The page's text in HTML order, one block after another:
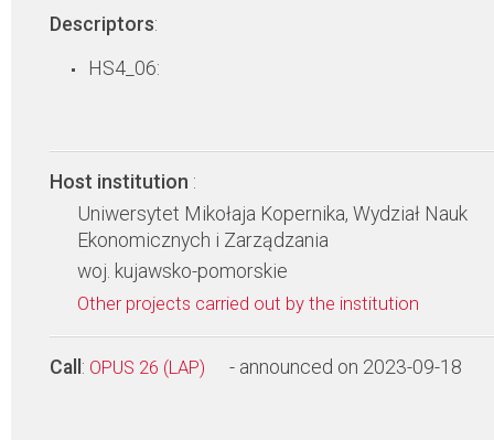
Descriptors:
HS4_06:
Host institution :
Uniwersytet Mikołaja Kopernika, Wydział Nauk
Ekonomicznych i Zarządzania
woj. kujawsko-pomorskie
Other projects carried out by the institution
Call : OPUS 26 (LAP) - announced on 2023-09-18